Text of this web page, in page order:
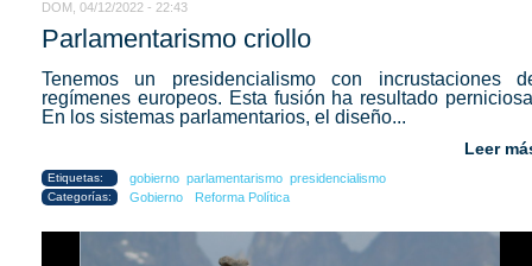
DOM, 04/12/2022 - 22:43
Parlamentarismo criollo
Tenemos un presidencialismo con incrustaciones
regímenes europeos. Esta fusión ha resultado
En los sistemas parlamentarios, el diseño...
Leer
Etiquetas: gobierno parlamentarismo presidencialismo
Categorías: Gobierno Reforma Política